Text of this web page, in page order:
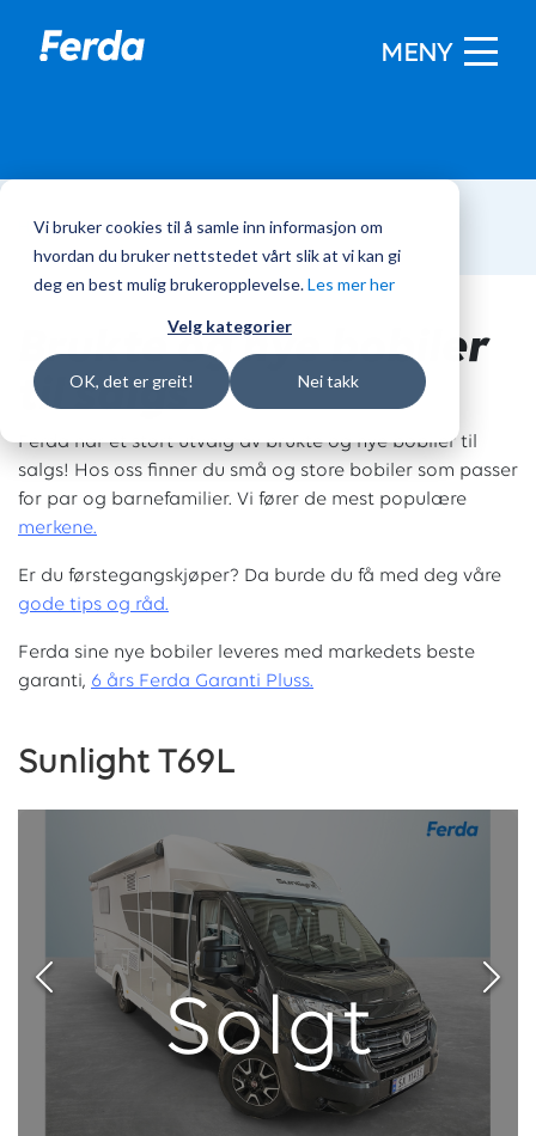
Vi bruker cookies til å samle inn informasjon om
hvordan du bruker nettstedet vårt slik at vi kan gi
deg en best mulig brukeropplevelse.Les mer her
Velg kategorier
OK, det er greit! Nei takk
MENY
Hjem/Bobiler
Brukte og nye bobiler
til salgs
Ferda har et stort utvalg av brukte og nye bobiler til
salgs! Hos oss finner du små og store bobiler som passer
for par og barnefamilier. Vi fører de mest populære
merkene.
Er du førstegangskjøper? Da burde du få med deg våre
gode tips og råd.
Ferda sine nye bobiler leveres med markedets beste
garanti, 6 års Ferda Garanti Pluss.
Sunlight T69L
Solgt